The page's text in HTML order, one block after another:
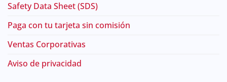
Safety Data Sheet (SDS)
Paga con tu tarjeta sin comisión
Ventas Corporativas
Aviso de privacidad